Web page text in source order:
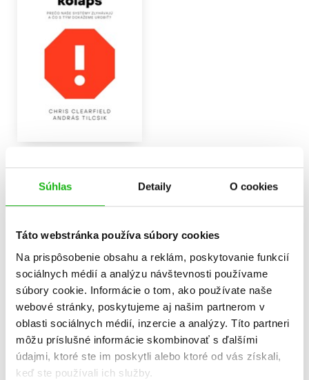
Súhlas Detaily O cookies
Táto webstránka používa súbory cookies
Na prispôsobenie obsahu a reklám, poskytovanie funkcií
sociálnych médií a analýzu návštevnosti používame
súbory cookie. Informácie o tom, ako používate naše
webové stránky, poskytujeme aj našim partnerom v
oblasti sociálnych médií, inzercie a analýzy. Títo partneri
môžu príslušné informácie skombinovať s ďalšími
údajmi, ktoré ste im poskytli alebo ktoré od vás získali,
keď ste používali ich služby.
Chris Clearfield,
András Tilcsik
Do košíka
Zobraz záznamov
Zobrazujem 1 až 1 z celkových 1 záznamov
Predchádzajúci 1 Ďalší